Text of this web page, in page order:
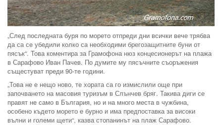
„След последната буря по морето отпреди дни всички вече трябва
да са се убедили колко са необходими брегозащитните буни от
пясък“. Това коментира за Грамофона нюз концесионерът на плажа
в Сарафово Иван Пачев. По думите му пясъчните съоръжения
същестуват преди 90-те години.
„Това не е нещо ново, те хората са го измислили още при
започването на масовия туризъм в Слънчев бряг. Такива диги се
правят не само в България, но и на много места в чужбина,
особено където морето е бурно и има предпоставка за високи
вълни и големи щети“, казва стопанинът на плаж Сарафово.